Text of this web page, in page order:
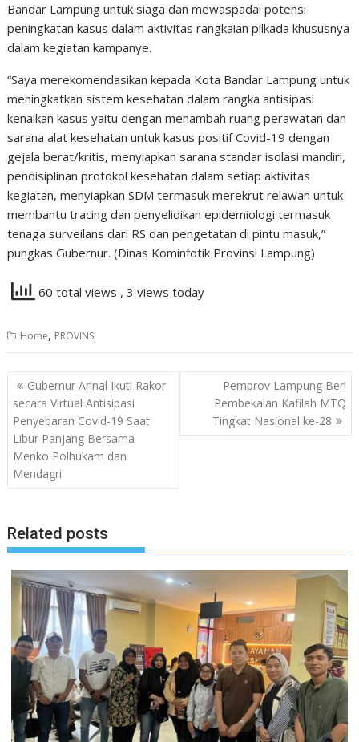
Bandar Lampung untuk siaga dan mewaspadai potensi
peningkatan kasus dalam aktivitas rangkaian pilkada khususnya
dalam kegiatan kampanye.
“Saya merekomendasikan kepada Kota Bandar Lampung untuk
meningkatkan sistem kesehatan dalam rangka antisipasi
kenaikan kasus yaitu dengan menambah ruang perawatan dan
sarana alat kesehatan untuk kasus positif Covid-19 dengan
gejala berat/kritis, menyiapkan sarana standar isolasi mandiri,
pendisiplinan protokol kesehatan dalam setiap aktivitas
kegiatan, menyiapkan SDM termasuk merekrut relawan untuk
membantu tracing dan penyelidikan epidemiologi termasuk
tenaga surveilans dari RS dan pengetatan di pintu masuk,”
pungkas Gubernur. (Dinas Kominfotik Provinsi Lampung)
60 total views , 3 views today
Home, PROVINSI
Navigasi
pos
Gubernur Arinal Ikuti Rakor
secara Virtual Antisipasi
Penyebaran Covid-19 Saat
Libur Panjang Bersama
Menko Polhukam dan
Mendagri
Pemprov Lampung Beri
Pembekalan Kafilah MTQ
Tingkat Nasional ke-28
Related posts